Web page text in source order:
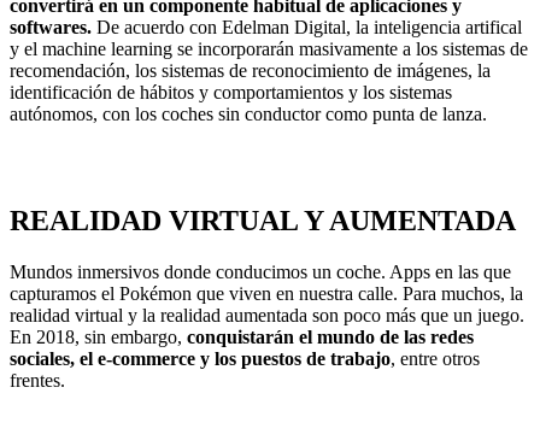
convertirá en un componente habitual de aplicaciones y
softwares. De acuerdo con Edelman Digital, la inteligencia artifical
y el machine learning se incorporarán masivamente a los sistemas de
recomendación, los sistemas de reconocimiento de imágenes, la
identificación de hábitos y comportamientos y los sistemas
autónomos, con los coches sin conductor como punta de lanza.
REALIDAD VIRTUAL Y AUMENTADA
Mundos inmersivos donde conducimos un coche. Apps en las que
capturamos el Pokémon que viven en nuestra calle. Para muchos, la
realidad virtual y la realidad aumentada son poco más que un juego.
En 2018, sin embargo, conquistarán el mundo de las redes
sociales, el e-commerce y los puestos de trabajo, entre otros
frentes.